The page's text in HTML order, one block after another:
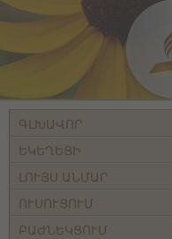
ԳԼԽԱՎՈՐ
ԵԿԵՂԵՑԻ
ԼՈՒՅՍ ԱՆՄԱՐ
ՈՒՍՈՒՑՈՒՄ
ԲԱԺՆԵԿՑՈՒՄ